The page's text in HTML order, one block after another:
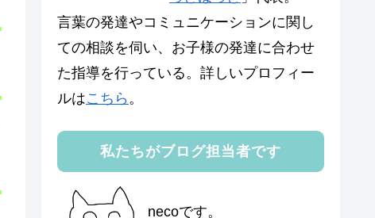
言葉の発達やコミュニケーションに関し
ての相談を伺い、お子様の発達に合わせ
た指導を行っている。詳しいプロフィー
ルはこちら 。
私たちがブログ担当者です
necoです。